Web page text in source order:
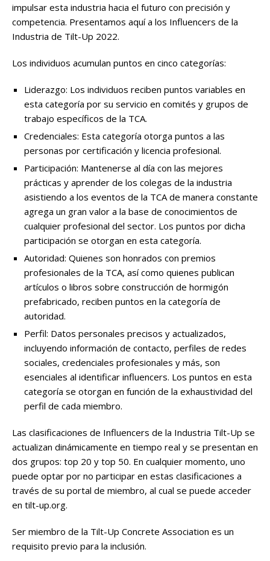
impulsar esta industria hacia el futuro con precisión y
competencia. Presentamos aquí a los Influencers de la
Industria de Tilt-Up 2022.
Los individuos acumulan puntos en cinco categorías:
Liderazgo: Los individuos reciben puntos variables en
esta categoría por su servicio en comités y grupos de
trabajo específicos de la TCA.
Credenciales: Esta categoría otorga puntos a las
personas por certificación y licencia profesional.
Participación: Mantenerse al día con las mejores
prácticas y aprender de los colegas de la industria
asistiendo a los eventos de la TCA de manera constante
agrega un gran valor a la base de conocimientos de
cualquier profesional del sector. Los puntos por dicha
participación se otorgan en esta categoría.
Autoridad: Quienes son honrados con premios
profesionales de la TCA, así como quienes publican
artículos o libros sobre construcción de hormigón
prefabricado, reciben puntos en la categoría de
autoridad.
Perfil: Datos personales precisos y actualizados,
incluyendo información de contacto, perfiles de redes
sociales, credenciales profesionales y más, son
esenciales al identificar influencers. Los puntos en esta
categoría se otorgan en función de la exhaustividad del
perfil de cada miembro.
Las clasificaciones de Influencers de la Industria Tilt-Up se
actualizan dinámicamente en tiempo real y se presentan en
dos grupos: top 20 y top 50. En cualquier momento, uno
puede optar por no participar en estas clasificaciones a
través de su portal de miembro, al cual se puede acceder
en tilt-up.org.
Ser miembro de la Tilt-Up Concrete Association es un
requisito previo para la inclusión.